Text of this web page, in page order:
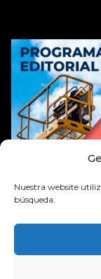
Nuestra website
búsqueda.